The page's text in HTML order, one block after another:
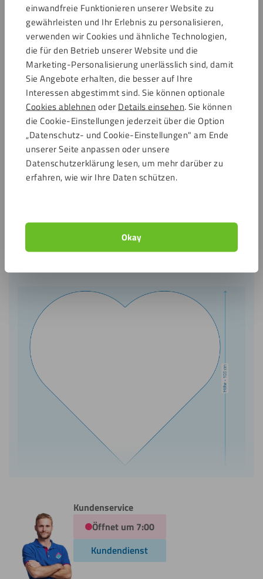
einwandfreie Funktionieren unserer Website zu
gewährleisten und Ihr Erlebnis zu personalisieren,
verwenden wir Cookies und ähnliche Technologien,
die für den Betrieb unserer Website und die
Marketing-Personalisierung unerlässlich sind, damit
Sie Angebote erhalten, die besser auf Ihre
Interessen abgestimmt sind. Sie können optionale
Cookies ablehnen oder Details einsehen. Sie können
die Cookie-Einstellungen jederzeit über die Option
„Datenschutz- und Cookie-Einstellungen" am Ende
unserer Seite anpassen oder unsere
Datenschutzerklärung lesen, um mehr darüber zu
erfahren, wie wir Ihre Daten schützen.
Okay
Acrylglas 15mm Acrylglas 20mm
Acrylglas 25mm Acrylglas 30mm
Platten-Konfigurator
Jetzt bestellen!
Platten-Konfigurator
Kundenservice
Öffnet um 7:00
Kundendienst